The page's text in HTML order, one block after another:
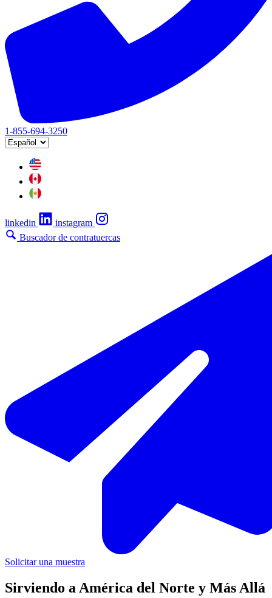
1-855-694-3250
linkedin
instagram
Buscador de contratuercas
Solicitar una muestra
Sirviendo a América del Norte y Más Allá